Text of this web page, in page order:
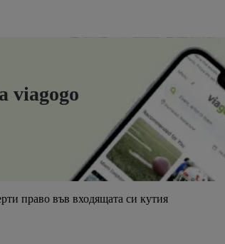
viagogo
право във входящата си кутия